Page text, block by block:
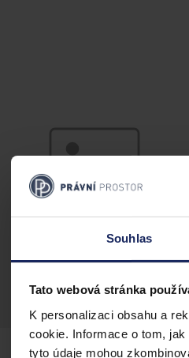
Souhlas
Tato webová stránka
K personalizaci obsahu a
cookie. Informace o tom,
tyto údaje mohou